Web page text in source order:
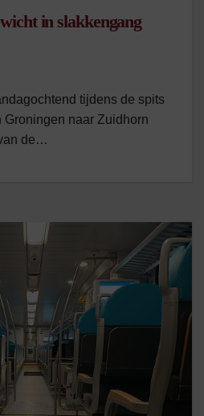
in slakkengang
tijdens de spits
Groningen naar Zuidhorn
de…